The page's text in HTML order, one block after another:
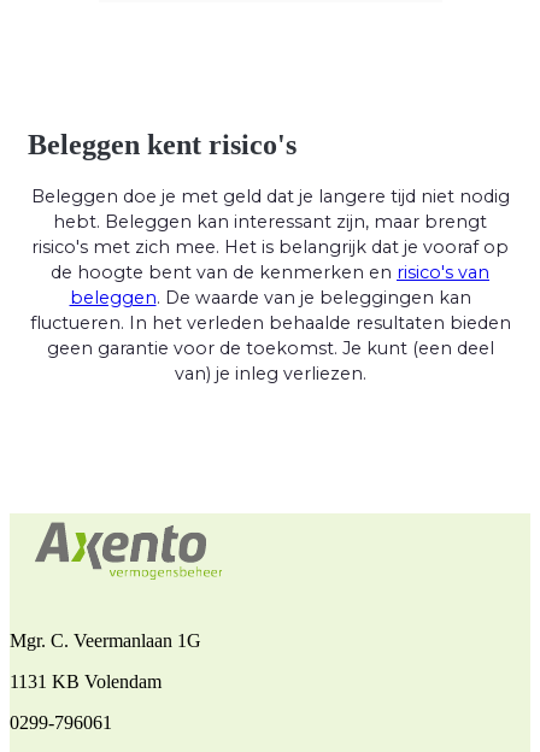
Beleggen kent risico's
Beleggen doe je met geld dat je langere tijd niet nodig
hebt. Beleggen kan interessant zijn, maar brengt
risico's met zich mee. Het is belangrijk dat je vooraf op
de hoogte bent van de kenmerken en risico's van
beleggen. De waarde van je beleggingen kan
fluctueren. In het verleden behaalde resultaten bieden
geen garantie voor de toekomst. Je kunt (een deel
van) je inleg verliezen.
Mgr. C. Veermanlaan 1G
1131 KB Volendam
0299-796061